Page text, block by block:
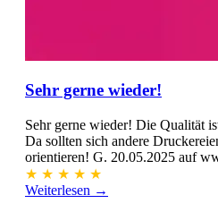
Sehr gerne wieder!
Sehr gerne wieder! Die Qualität
Da sollten sich andere
orientieren! G. 20.05.2025 auf
★ ★ ★ ★ ★
Weiterlesen →